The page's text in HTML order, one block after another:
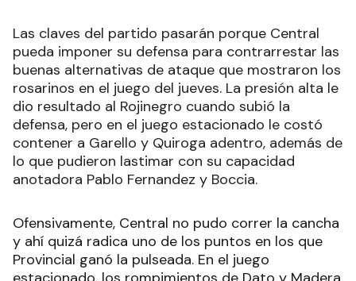
Las claves del partido pasarán porque Central
pueda imponer su defensa para contrarrestar las
buenas alternativas de ataque que mostraron los
rosarinos en el juego del jueves. La presión alta le
dio resultado al Rojinegro cuando subió la
defensa, pero en el juego estacionado le costó
contener a Garello y Quiroga adentro, además de
lo que pudieron lastimar con su capacidad
anotadora Pablo Fernandez y Boccia.
Ofensivamente, Central no pudo correr la cancha
y ahí quizá radica uno de los puntos en los que
Provincial ganó la pulseada. En el juego